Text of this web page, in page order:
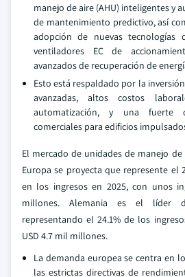
manejo de aire (AHU) inteligentes y
de mantenimiento predictivo, así
adopción de nuevas tecnologías
ventiladores EC de
avanzados de recuperación de
Esto está respaldado por la
avanzadas, altos costos
automatización, y una fuerte
comerciales para edificios
El mercado de unidades de manejo de
Europa se proyecta que represente el
en los ingresos en 2025, con unos
millones. Alemania es el líder
representando el 24.1% de los
USD 4.7 mil millones.
La demanda europea se centra en
las estrictas directivas de